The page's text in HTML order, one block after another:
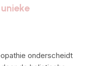
onderscheidt